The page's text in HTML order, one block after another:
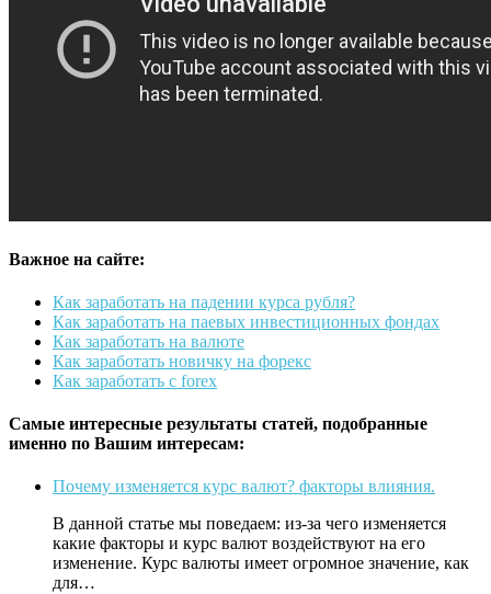
Важное на сайте:
Как заработать на падении курса рубля?
Как заработать на паевых инвестиционных фондах
Как заработать на валюте
Как заработать новичку на форекс
Как заработать с forex
Самые интересные результаты статей, подобранные
именно по Вашим интересам:
Почему изменяется курс валют? факторы влияния.
В данной статье мы поведаем: из-за чего изменяется
какие факторы и курс валют воздействуют на его
изменение. Курс валюты имеет огромное значение, как
для…